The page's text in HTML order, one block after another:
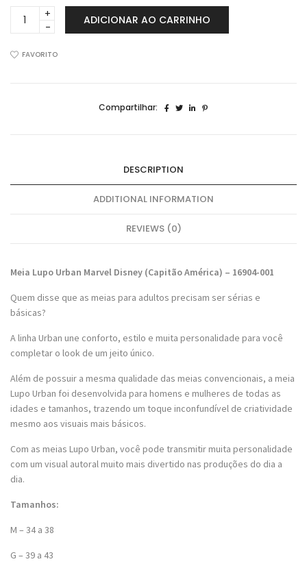
Meia
Lupo
Marvel
ADICIONAR AO CARRINHO
FAVORITO
Compartilhar:
DESCRIPTION
ADDITIONAL INFORMATION
REVIEWS (0)
Meia Lupo Urban Marvel Disney (Capitão América) – 16904-001
Quem disse que as meias para adultos precisam ser sérias e
básicas?
A linha Urban une conforto, estilo e muita personalidade para você
completar o look de um jeito único.
Além de possuir a mesma qualidade das meias convencionais, a meia
Lupo Urban foi desenvolvida para homens e mulheres de todas as
idades e tamanhos, trazendo um toque inconfundível de criatividade
mesmo aos visuais mais básicos.
Com as meias Lupo Urban, você pode transmitir muita personalidade
com um visual autoral muito mais divertido nas produções do dia a
dia.
Tamanhos:
M – 34 a 38
G – 39 a 43